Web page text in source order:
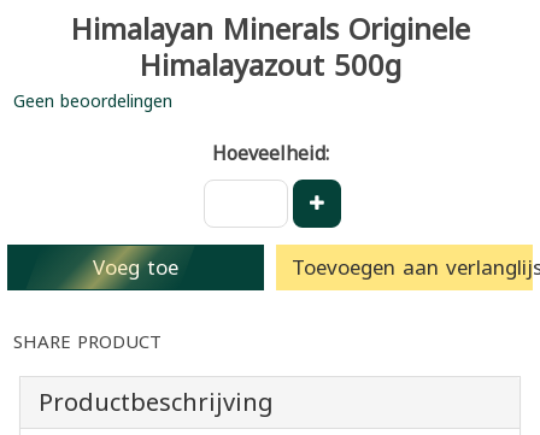
Himalayan Minerals Originele
Himalayazout 500g
Geen beoordelingen
Hoeveelheid:
Voeg toe Toevoegen aan
SHARE PRODUCT
Productbeschrijving